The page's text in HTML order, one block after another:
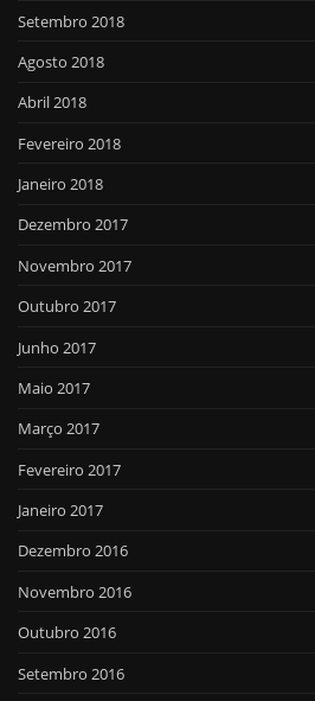
Setembro 2018
Agosto 2018
Abril 2018
Fevereiro 2018
Janeiro 2018
Dezembro 2017
Novembro 2017
Outubro 2017
Junho 2017
Maio 2017
Março 2017
Fevereiro 2017
Janeiro 2017
Dezembro 2016
Novembro 2016
Outubro 2016
Setembro 2016